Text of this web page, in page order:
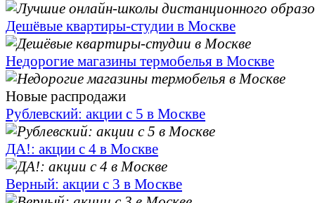
Дешёвые квартиры-студии в Москве
Недорогие магазины термобелья в Москве
Новые распродажи
Рублевский: акции с 5 в Москве
ДА!: акции с 4 в Москве
Верный: акции с 3 в Москве